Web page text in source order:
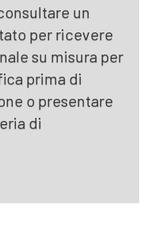
un
per ricevere
su misura per
prima di
o presentare
di